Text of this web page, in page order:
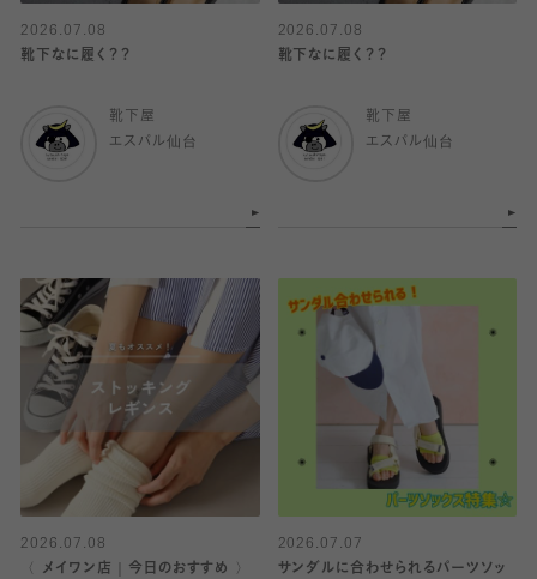
2026.07.08
靴下なに履く？？
靴下屋
エスパル仙台
2026.07.08
靴下なに履く？？
靴下屋
エスパル仙台
2026.07.08
〈 メイワン店｜今日のおすすめ 〉
2026.07.07
サンダルに合わせられるパーツソッ